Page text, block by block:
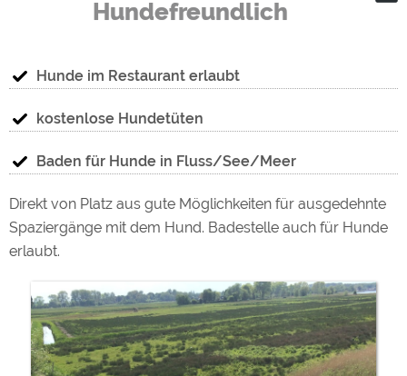
Hundefreundlich
Hunde im Restaurant erlaubt
kostenlose Hundetüten
Baden für Hunde in Fluss/See/Meer
Direkt von Platz aus gute Möglichkeiten für ausgedehnte
Spaziergänge mit dem Hund. Badestelle auch für Hunde
erlaubt.